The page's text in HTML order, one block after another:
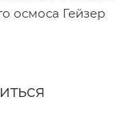
осмоса Гейзер